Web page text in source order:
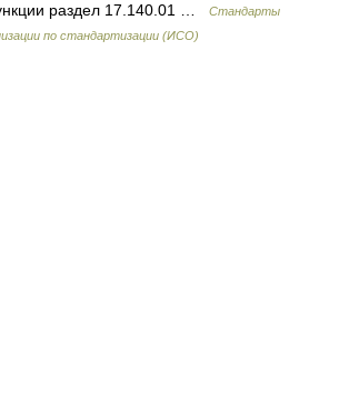
раздел 17.140.01 …
Стандарты
по стандартизации (ИСО)